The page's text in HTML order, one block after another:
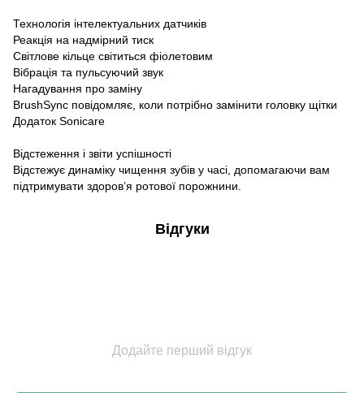
Технологія інтелектуальних датчиків
Реакція на надмірний тиск
Світлове кільце світиться фіолетовим
Вібрація та пульсуючий звук
Нагадування про заміну
BrushSync повідомляє, коли потрібно замінити головку щітки
Додаток Sonicare
Відстеження і звіти успішності
Відстежує динаміку чищення зубів у часі, допомагаючи вам
підтримувати здоров’я ротової порожнини.
Відгуки
Додайте перший відгук